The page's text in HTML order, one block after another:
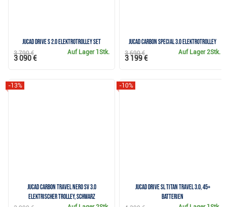
JuCad drive S 2.0 Elektrotrolley Set
Auf Lager 1Stk.
3 790 €
3 090 €
JuCad Carbon Special 3.0 Elektrotrolley
Auf Lager2Stk.
3 690 €
3 199 €
JuCad Carbon Travel Nero SV 3.0
elektrischer Trolley, schwarz
-13%
JuCad drive SL Titan Travel 3.0, 45+
Batterien
-10%